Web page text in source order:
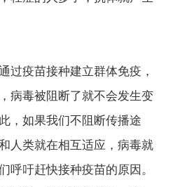
过疫苗接种建立群体免疫，
病毒被阻断了就不会发生变
，如果我们不阻断传播途
人类就在相互适应，病毒就
呼吁赶快接种疫苗的原因。